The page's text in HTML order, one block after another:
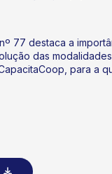
77 destaca a
das
para a